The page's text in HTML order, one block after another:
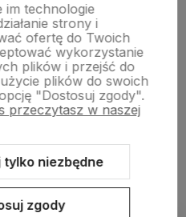
Szablon Shoper Modern 3.0™
im technologie
strony i
ofertę do Twoich
wykorzystanie
plików i przejść do
plików do swoich
"Dostosuj zgody".
przeczytasz w naszej
niezbędne
zgody